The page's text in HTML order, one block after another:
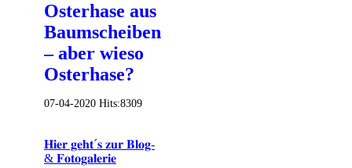
Osterhase aus
Baumscheiben
– aber wieso
Osterhase?
07-04-2020 Hits:8309
𝐇𝐢𝐞𝐫 𝐠𝐞𝐡𝐭´𝐬 𝐳𝐮𝐫 𝐁𝐥𝐨𝐠-
& 𝐅𝐨𝐭𝐨𝐠𝐚𝐥𝐞𝐫𝐢𝐞